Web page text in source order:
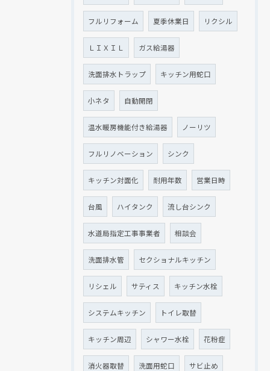
フルリフォーム 夏季休業日 リクシル
ＬＩＸＩＬ ガス給湯器
洗面排水トラップ キッチン用蛇口
小ネタ 自動開閉
温水暖房機能付き給湯器 ノーリツ
フルリノベーション シンク
キッチン対面化 耐用年数 営業日時
台風 ハイタンク 流し台シンク
水道局指定工事事業者 相談会
洗面排水管 セクショナルキッチン
リシェル サティス キッチン水栓
システムキッチン トイレ取替
キッチン周辺 シャワー水栓 花粉症
消火器取替 洗面用蛇口 サビ止め